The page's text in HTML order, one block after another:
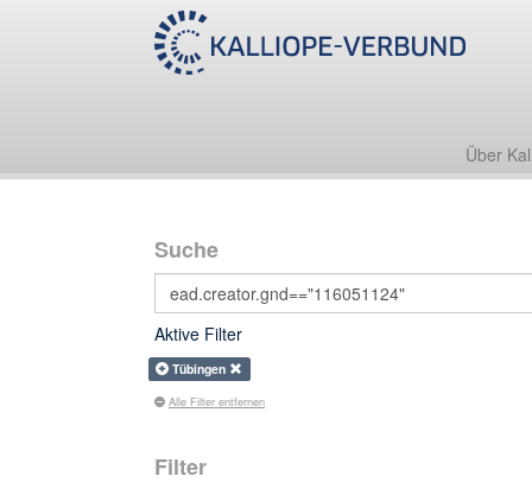
Über
Suche
Aktive Filter
Tübingen
Alle Filter entfernen
Filter